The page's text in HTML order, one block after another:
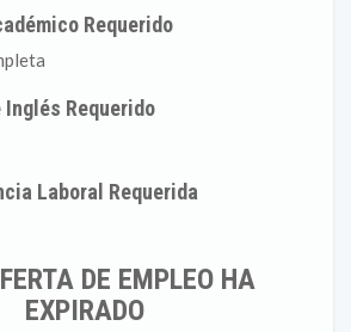
Requerido
Requerido
Laboral Requerida
DE EMPLEO HA
EXPIRADO